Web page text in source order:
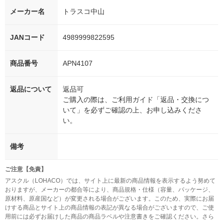
メーカー名 トラスコ中山
JANコード 4989999822595
商品番号 APN4107
返品について
返品可
ご購入の際は、ご利用ガイド「返品・交換につ
いて」を必ずご確認の上、お申し込みくださ
い。
備考
ご注意【免責】
アスクル（LOHACO）では、サイト上に最新の商品情報を表示するよう努めて
おりますが、メーカーの都合等により、商品規格・仕様（容量、パッケージ、
原材料、原産国など）が変更される場合がございます。このため、実際にお届
けする商品とサイト上の商品情報の表記が異なる場合がございますので、ご使
用前には必ずお届けした商品の商品ラベルや注意書きをご確認ください。さら